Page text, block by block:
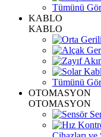
Tümünü Gör
KABLO
KABLO
Tümünü Gör
OTOMASYON
OTOMASYON